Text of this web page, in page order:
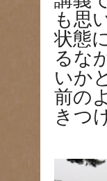
も思
状態
るな
いか
前の
きつ